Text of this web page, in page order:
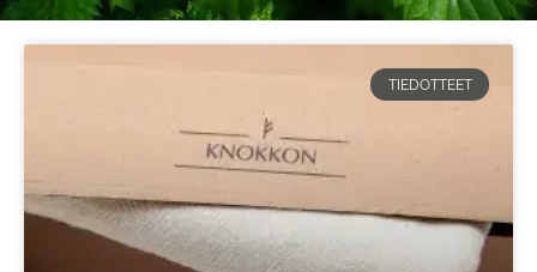
TIEDOTTEET